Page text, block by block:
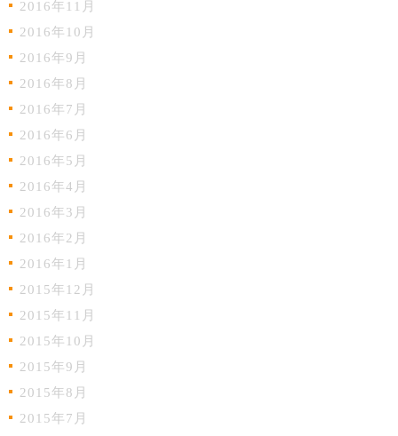
2016年11月
2016年10月
2016年9月
2016年8月
2016年7月
2016年6月
2016年5月
2016年4月
2016年3月
2016年2月
2016年1月
2015年12月
2015年11月
2015年10月
2015年9月
2015年8月
2015年7月